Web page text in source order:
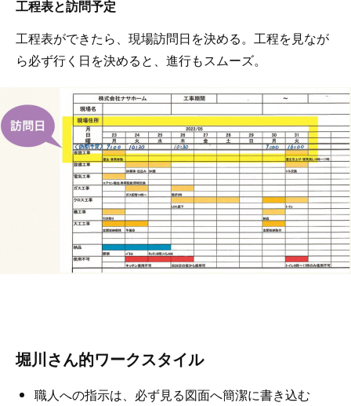
工程表と訪問予定
工程表ができたら、現場訪問日を決める。工程を見なが
ら必ず行く日を決めると、進行もスムーズ。
堀川さん的ワークスタイル
職人への指示は、必ず見る図面へ簡潔に書き込む